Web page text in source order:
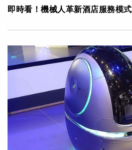
即時看！機械人革新酒店服務模式